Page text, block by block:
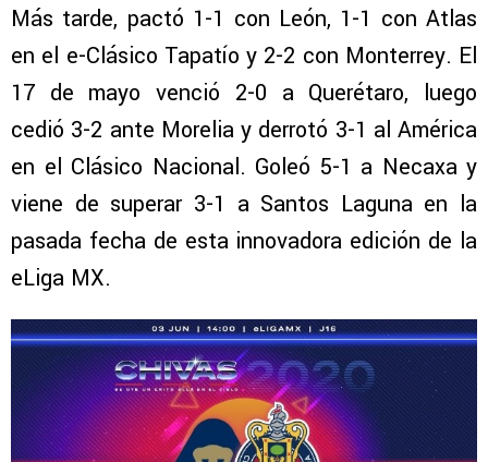
Más tarde, pactó 1-1 con León, 1-1 con Atlas
en el e-Clásico Tapatío y 2-2 con Monterrey. El
17 de mayo venció 2-0 a Querétaro, luego
cedió 3-2 ante Morelia y derrotó 3-1 al América
en el Clásico Nacional. Goleó 5-1 a Necaxa y
viene de superar 3-1 a Santos Laguna en la
pasada fecha de esta innovadora edición de la
eLiga MX.